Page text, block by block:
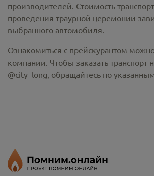
производителей. Стоимость
проведения траурной церемонии
выбранного автомобиля.
Ознакомиться с прейскурантом
компании. Чтобы заказать транспорт
@city_long, обращайтесь по